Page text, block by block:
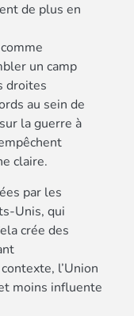
de plus en
un camp
droites
au sein de
la guerre à
claire.
par les
Unis, qui
crée des
l’Union
moins influente